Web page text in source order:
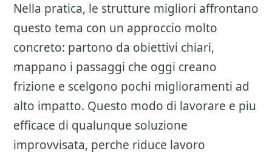
Nella pratica, le strutture migliori affrontano
questo tema con un approccio molto
concreto: partono da obiettivi chiari,
mappano i passaggi che oggi creano
frizione e scelgono pochi miglioramenti ad
alto impatto. Questo modo di lavorare e piu
efficace di qualunque soluzione
improvvisata, perche riduce lavoro